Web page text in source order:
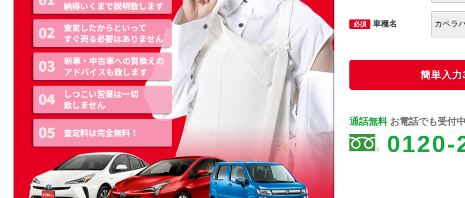
必須 車種名
簡単入
通話無料お電話でも受付
0120-